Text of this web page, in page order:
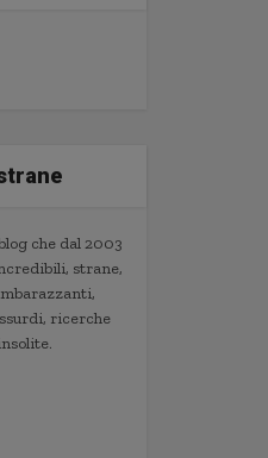
che dal 2003
strane,
ricerche